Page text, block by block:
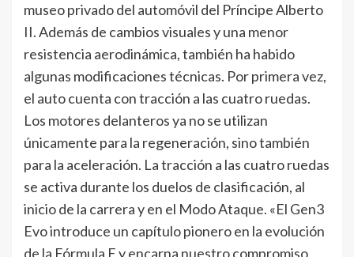
museo privado del automóvil del Príncipe Alberto
II. Además de cambios visuales y una menor
resistencia aerodinámica, también ha habido
algunas modificaciones técnicas. Por primera vez,
el auto cuenta con tracción a las cuatro ruedas.
Los motores delanteros ya no se utilizan
únicamente para la regeneración, sino también
para la aceleración. La tracción a las cuatro ruedas
se activa durante los duelos de clasificación, al
inicio de la carrera y en el Modo Ataque. «El Gen3
Evo introduce un capítulo pionero en la evolución
de la Fórmula E y encarna nuestro compromiso